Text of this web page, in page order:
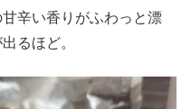
辛い香りがふわっと漂
るほど。